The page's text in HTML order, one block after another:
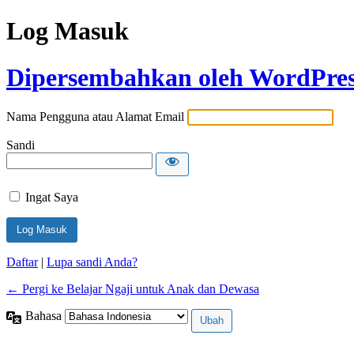
Log Masuk
Dipersembahkan oleh
Nama Pengguna atau Alamat Email
Sandi
Ingat Saya
Daftar| Lupa sandi Anda?
← Pergi ke Belajar Ngaji untuk Anak dan Dewasa
Bahasa